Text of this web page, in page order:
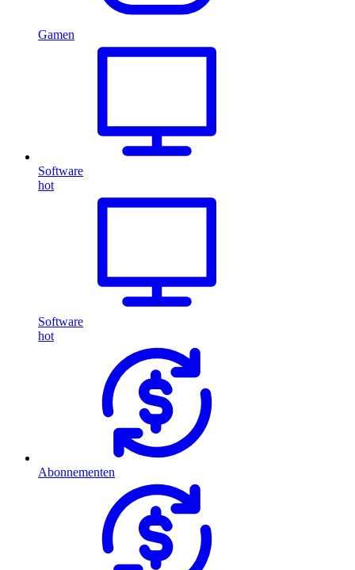
Gamen
Software
hot
Software
hot
Abonnementen